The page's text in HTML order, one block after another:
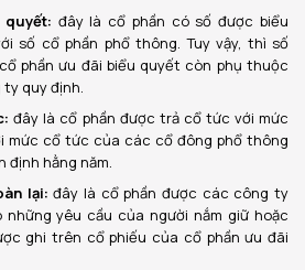
quyết: đây là cổ phần có số được biểu
số cổ phần phổ thông. Tuy vậy, thì số
phần ưu đãi biểu quyết còn phụ thuộc
quy định.
đây là cổ phần được trả cổ tức với mức
mức cổ tức của các cổ đông phổ thông
định hằng năm.
lại: đây là cổ phần được các công ty
yêu cầu của người nắm giữ hoặc
ghi trên cổ phiếu của cổ phần ưu đãi